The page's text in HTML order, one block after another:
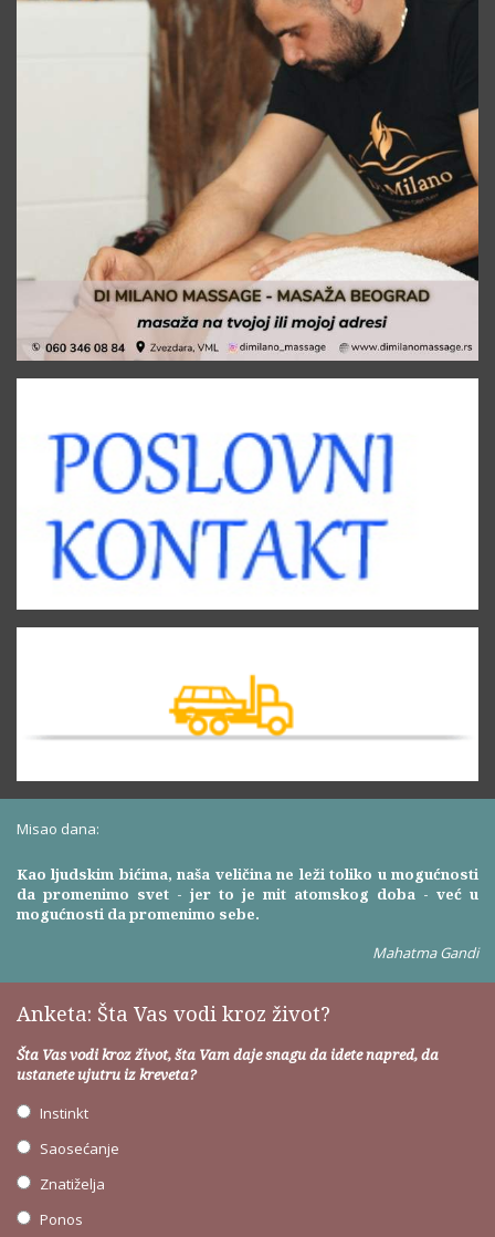
Misao dana:
Kao ljudskim bićima, naša veličina ne leži toliko u mogućnosti
da promenimo svet - jer to je mit atomskog doba - već u
mogućnosti da promenimo sebe.
Mahatma Gandi
Anketa: Šta Vas vodi kroz život?
Šta Vas vodi kroz život, šta Vam daje snagu da idete napred, da
ustanete ujutru iz kreveta?
Instinkt
Saosećanje
Znatiželja
Ponos